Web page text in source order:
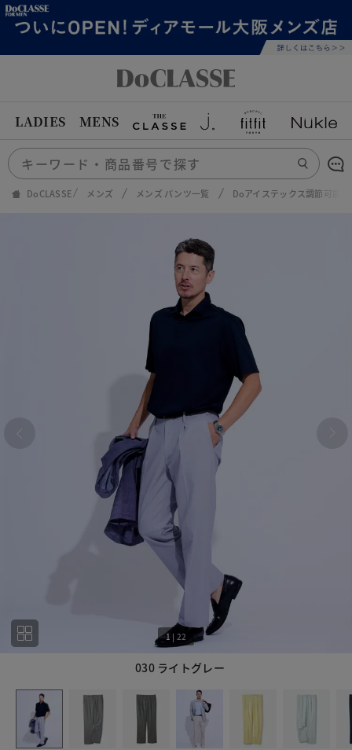
LADIES MENS
DoCLASSE メンズ メンズ パンツ一覧 Doアイステックス調節可能
030 ライトグレー
1 | 22